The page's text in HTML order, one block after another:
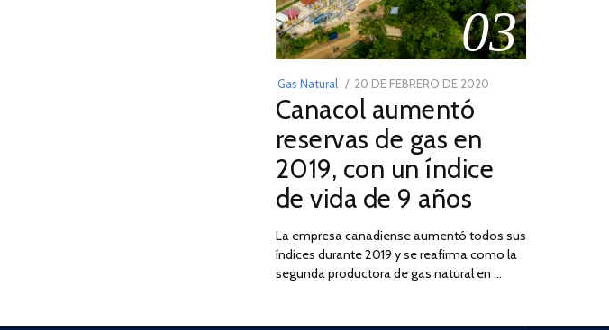
03
Gas Natural
POSTED
ON
20 DE FEBRERO DE 2020
2025
Canacol aumentó
reservas de gas en
2019, con un índice
de vida de 9 años
La empresa canadiense aumentó todos sus
índices durante 2019 y se reafirma como la
segunda productora de gas natural en …